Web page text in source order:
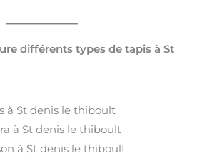
différents types de tapis à St
à St denis le thiboult
à St denis le thiboult
à St denis le thiboult